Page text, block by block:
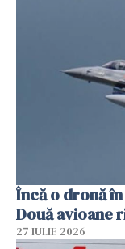
Încă o dronă în
Două avioane
27 IULIE 2026